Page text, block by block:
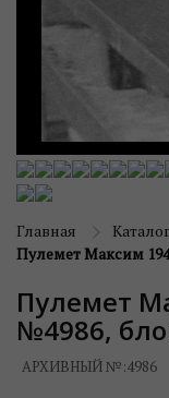
Главная Каталог
Пулемет Максим
Пулемет
№4986,
АРХИВНЫЙ №:4986